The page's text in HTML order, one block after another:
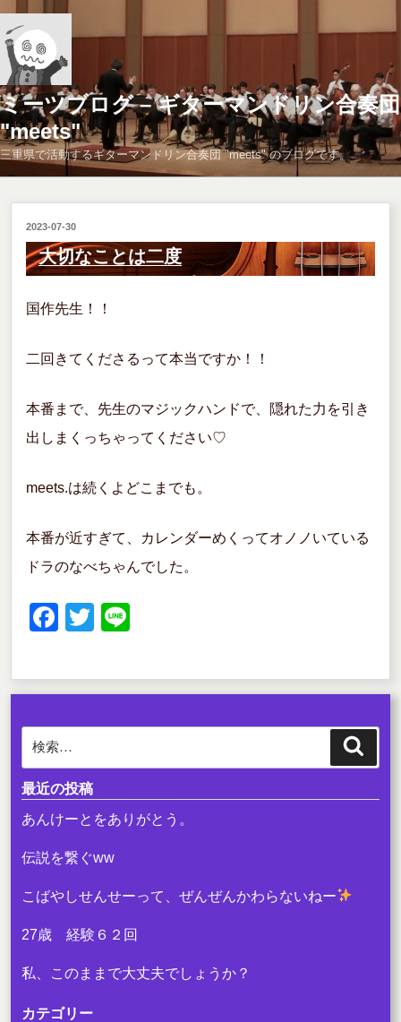
ン
テ
ン
ツ
へ
ス
キ
ッ
プ
ミーツブログ – ギターマンドリン合奏団
"meets"
三重県で活動するギターマンドリン合奏団 "meets" のブログです。
投
稿
日:
2023-07-30
大切なことは二度
国作先生！！
二回きてくださるって本当ですか！！
本番まで、先生のマジックハンドで、隠れた力を引き
出しまくっちゃってください♡
meets.は続くよどこまでも。
本番が近すぎて、カレンダーめくってオノノいている
ドラのなべちゃんでした。
F
c
e
b
o
o
k
T
tt
er
e
検
最近の投稿
あんけーとをありがとう。
伝説を繋ぐww
こばやしせんせーって、ぜんぜんかわらないねー
27歳 経験６２回
私、このままで大丈夫でしょうか？
カテゴリー